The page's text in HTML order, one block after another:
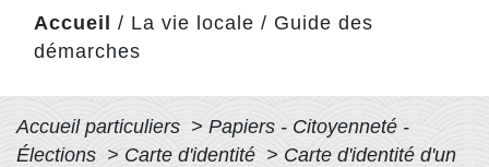
Accueil / La vie locale / Guide des
démarches
Accueil particuliers > Papiers - Citoyenneté -
Élections > Carte d'identité > Carte d'identité d'un